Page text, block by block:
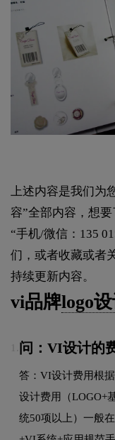
上述内容是我们为
容”全部内容，想
“手机/微信：135
们，或者收藏或者
持续更新内容。
vi品牌logo
问：VI设计的
答：VI设计费用根
设计费用（LOGO+
统50项以上）一般